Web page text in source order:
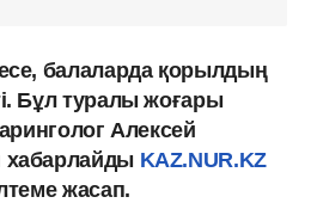
балаларда қорылдың
Бұл туралы жоғары
Алексей
хабарлайды KAZ.NUR.KZ
жасап.